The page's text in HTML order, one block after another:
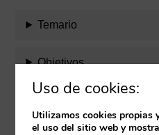
Temario
Objetivos
Uso de cookies:
Utilizamos cookies propias
el uso del sitio web y